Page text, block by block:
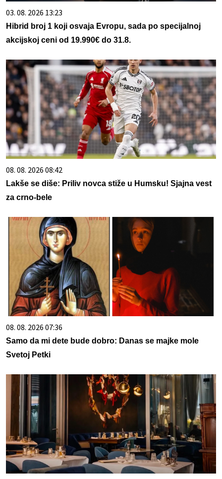
03. 08. 2026 13:23
Hibrid broj 1 koji osvaja Evropu, sada po specijalnoj
akcijskoj ceni od 19.990€ do 31.8.
08. 08. 2026 08:42
Lakše se diše: Priliv novca stiže u Humsku! Sjajna vest
za crno-bele
08. 08. 2026 07:36
Samo da mi dete bude dobro: Danas se majke mole
Svetoj Petki